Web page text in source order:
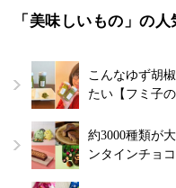
「美味しいもの」の
こんなゆず胡
たい【フミ子
約3000種類が
ンタインチョ